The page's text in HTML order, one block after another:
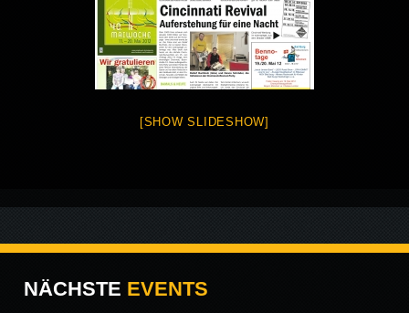
[SHOW SLIDESHOW]
NÄCHSTE EVENTS